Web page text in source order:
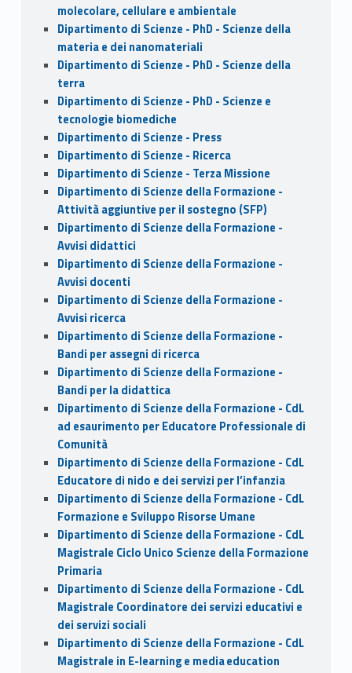
molecolare, cellulare e ambientale
Dipartimento di Scienze - PhD - Scienze della
materia e dei nanomateriali
Dipartimento di Scienze - PhD - Scienze della
terra
Dipartimento di Scienze - PhD - Scienze e
tecnologie biomediche
Dipartimento di Scienze - Press
Dipartimento di Scienze - Ricerca
Dipartimento di Scienze - Terza Missione
Dipartimento di Scienze della Formazione -
Attività aggiuntive per il sostegno (SFP)
Dipartimento di Scienze della Formazione -
Avvisi didattici
Dipartimento di Scienze della Formazione -
Avvisi docenti
Dipartimento di Scienze della Formazione -
Avvisi ricerca
Dipartimento di Scienze della Formazione -
Bandi per assegni di ricerca
Dipartimento di Scienze della Formazione -
Bandi per la didattica
Dipartimento di Scienze della Formazione - CdL
ad esaurimento per Educatore Professionale di
Comunità
Dipartimento di Scienze della Formazione - CdL
Educatore di nido e dei servizi per l’infanzia
Dipartimento di Scienze della Formazione - CdL
Formazione e Sviluppo Risorse Umane
Dipartimento di Scienze della Formazione - CdL
Magistrale Ciclo Unico Scienze della Formazione
Primaria
Dipartimento di Scienze della Formazione - CdL
Magistrale Coordinatore dei servizi educativi e
dei servizi sociali
Dipartimento di Scienze della Formazione - CdL
Magistrale in E-learning e media education